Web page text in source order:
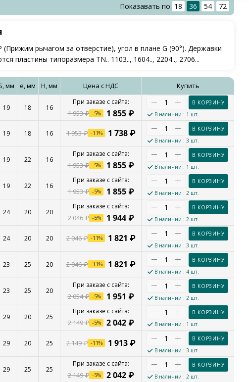
Показавать по: 18 36 54 72
рычагом за отверстие), угол в плане G (90°). Державки
пластины типоразмера TN.. 1103.., 1604.., 2204.., 2706...
мм e, мм H, мм Цена с НДС Купить
19 18 16
1 855₽
1 953₽ -5%
В КОРЗИНУ
В наличии : 1 шт.
19 18 16 1 738₽
1 953₽ -11%
В КОРЗИНУ
В наличии : 3 шт.
19 22 16
1 855₽
1 953₽ -5%
В КОРЗИНУ
В наличии : 1 шт.
19 22 16
1 855₽
1 953₽ -5%
В КОРЗИНУ
В наличии : 2 шт.
24 20 20
1 944₽
2 046₽ -5%
В КОРЗИНУ
В наличии : 2 шт.
24 20 20 1 821 ₽
2 046₽ -11%
В КОРЗИНУ
В наличии : 3 шт.
23 25 20 1 821 ₽
2 046₽ -11%
В КОРЗИНУ
В наличии : 4 шт.
23 25 20
1 951 ₽
2 054₽ -5%
В КОРЗИНУ
В наличии : 2 шт.
29 20 25
2 042₽
2 149₽ -5%
В КОРЗИНУ
В наличии : 1 шт.
29 20 25 1 913₽
2 149₽ -11%
В КОРЗИНУ
В наличии : 3 шт.
29 25 25
2 042₽
2 149₽ -5%
В КОРЗИНУ
В наличии : 2 шт.